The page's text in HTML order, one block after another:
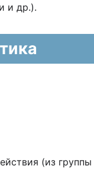
и др.).
(из